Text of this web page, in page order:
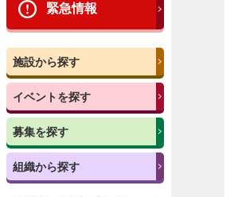
緊急情報
施設から探す
イベントを探す
募集を探す
組織から探す